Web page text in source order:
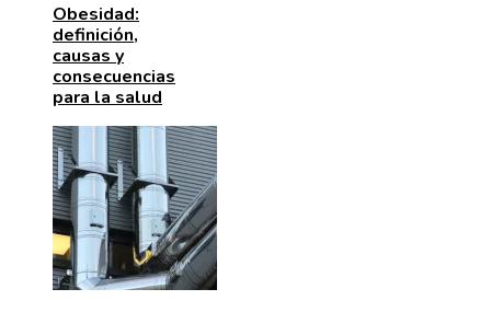
Obesidad:
definición,
causas y
consecuencias
para la salud